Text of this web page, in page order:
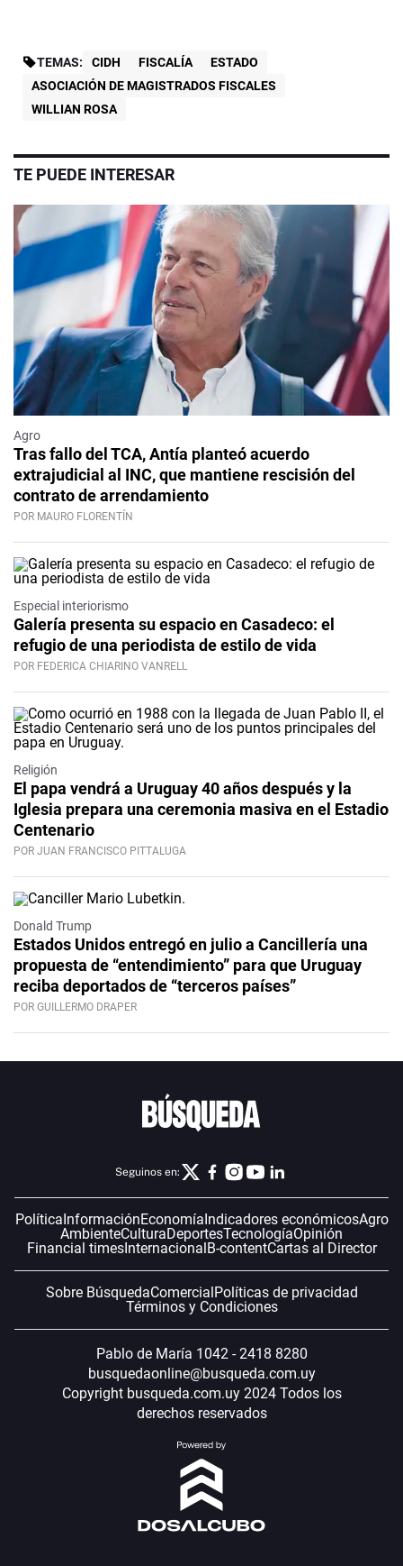
TEMAS: CIDH FISCALÍA
ESTADO
ASOCIACIÓN DE MAGISTRADOS FISCALES
WILLIAN ROSA
TE PUEDE INTERESAR
Agro
Tras fallo del TCA, Antía planteó acuerdo
extrajudicial al INC, que mantiene rescisión del
contrato de arrendamiento
POR MAURO FLORENTÍN
Especial interiorismo
Galería presenta su espacio en Casadeco: el
refugio de una periodista de estilo de vida
POR FEDERICA CHIARINO VANRELL
Religión
El papa vendrá a Uruguay 40 años después y la
Iglesia prepara una ceremonia masiva en el Estadio
Centenario
POR JUAN FRANCISCO PITTALUGA
Donald Trump
Estados Unidos entregó en julio a Cancillería una
propuesta de “entendimiento” para que Uruguay
reciba deportados de “terceros países”
POR GUILLERMO DRAPER
Seguinos en:
PolíticaInformaciónEconomíaIndicadores económicosAgro
AmbienteCulturaDeportesTecnologíaOpinión
Financial timesInternacionalB-contentCartas al Director
Sobre BúsquedaComercialPolíticas de privacidad
Términos y Condiciones
Pablo de María 1042 - 2418 8280
busquedaonline@busqueda.com.uy
Copyright busqueda.com.uy 2024 Todos los
derechos reservados